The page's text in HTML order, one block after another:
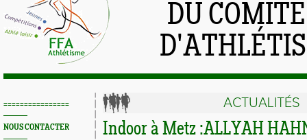
DU
================
NOUS CONTACTER
ACTUALITÉS
Indoor à Metz :ALLYAH